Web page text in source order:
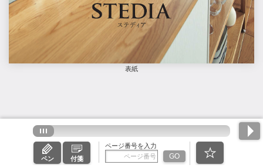
表紙
ペン 付箋
ページ番号を入力
GO